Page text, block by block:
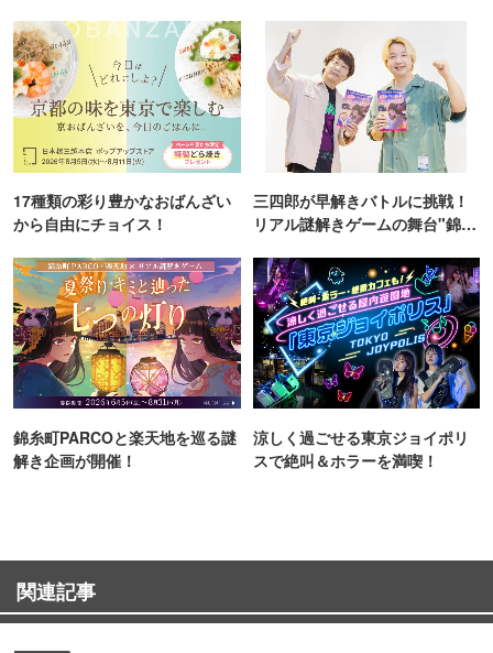
17種類の彩り豊かなおばんざい
から自由にチョイス！
三四郎が早解きバトルに挑戦！
リアル謎解きゲームの舞台"錦糸
錦糸町PARCOと楽天地を巡る謎
解き企画が開催！
涼しく過ごせる東京ジョイポリ
スで絶叫＆ホラーを満喫！
関連記事